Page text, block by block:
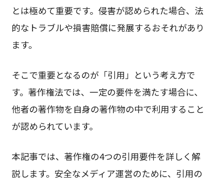
とは極めて重要です。侵害が認められた場合、法
的なトラブルや損害賠償に発展するおそれがあり
ます。
そこで重要となるのが「引用」という考え方で
す。著作権法では、一定の要件を満たす場合に、
他者の著作物を自身の著作物の中で利用すること
が認められています。
本記事では、著作権の4つの引用要件を詳しく解
説します。安全なメディア運営のために、引用の